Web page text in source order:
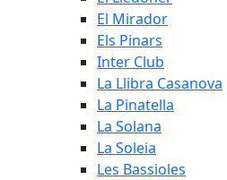
El Mirador
Els Pinars
Inter Club
La Llibra Casanova
La Pinatella
La Solana
La Soleia
Les Bassioles